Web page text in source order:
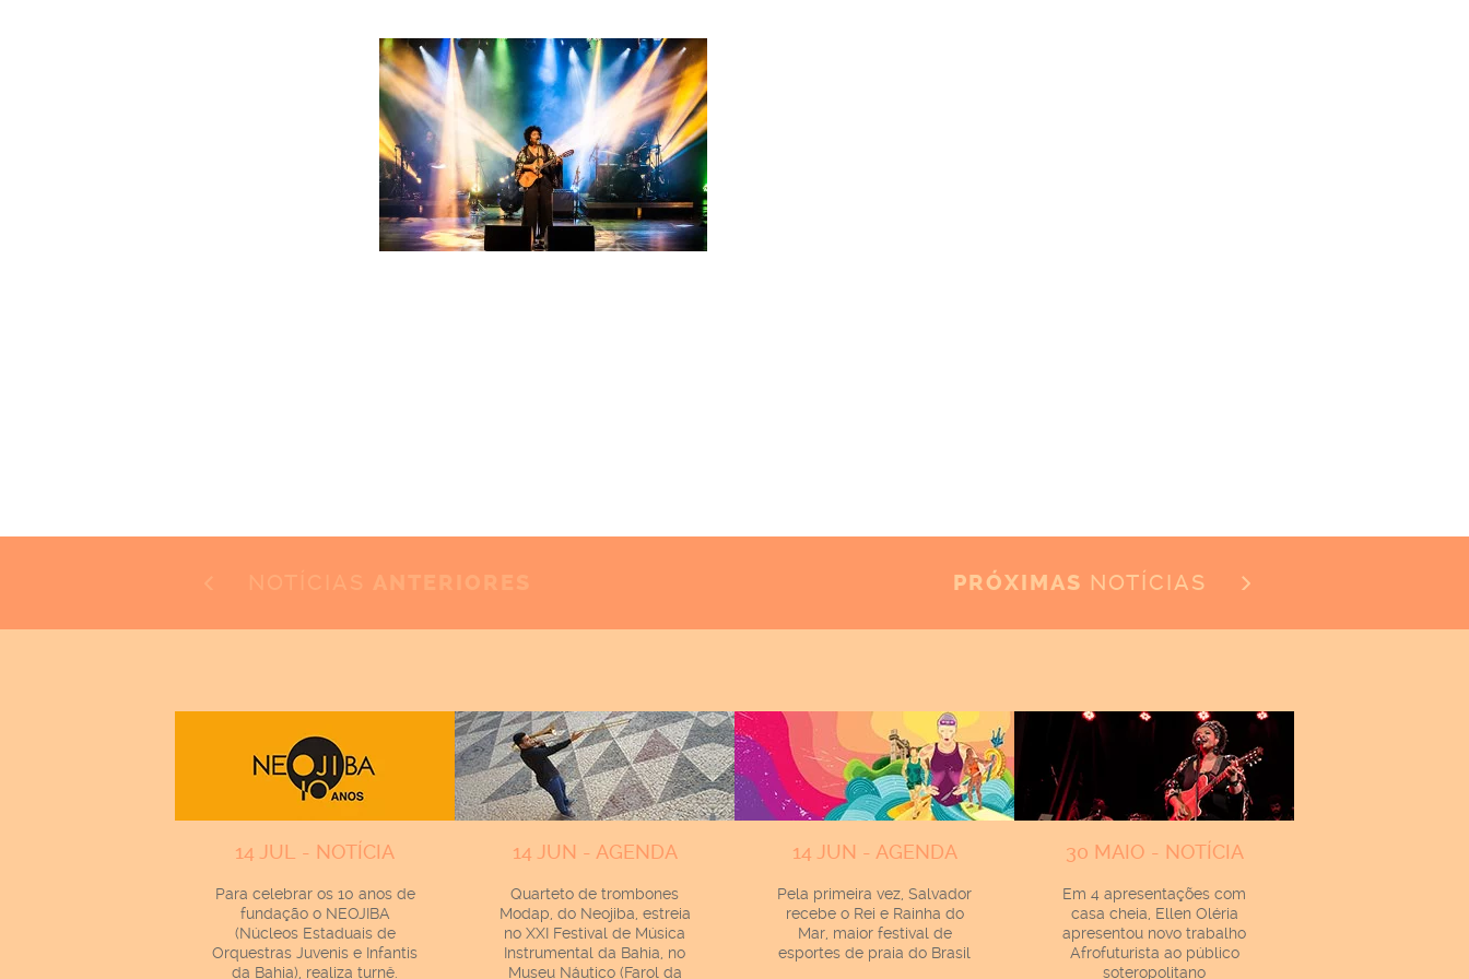
PRÓXIMAS NOTÍCIAS
14 JUL - NOTÍCIA
Para celebrar os 10 anos de
fundação o NEOJIBA
(Núcleos Estaduais de
Orquestras Juvenis e Infantis
da Bahia), realiza turnê.
14 JUN - AGENDA
Quarteto de trombones
Modap, do Neojiba, estreia
no XXI Festival de Música
Instrumental da Bahia, no
Museu Náutico (Farol da
14 JUN - AGENDA
Pela primeira vez, Salvador
recebe o Rei e Rainha do
Mar, maior festival de
esportes de praia do Brasil
30 MAIO - NOTÍCIA
Em 4 apresentações com
casa cheia, Ellen Oléria
apresentou novo trabalho
Afrofuturista ao público
soteropolitano